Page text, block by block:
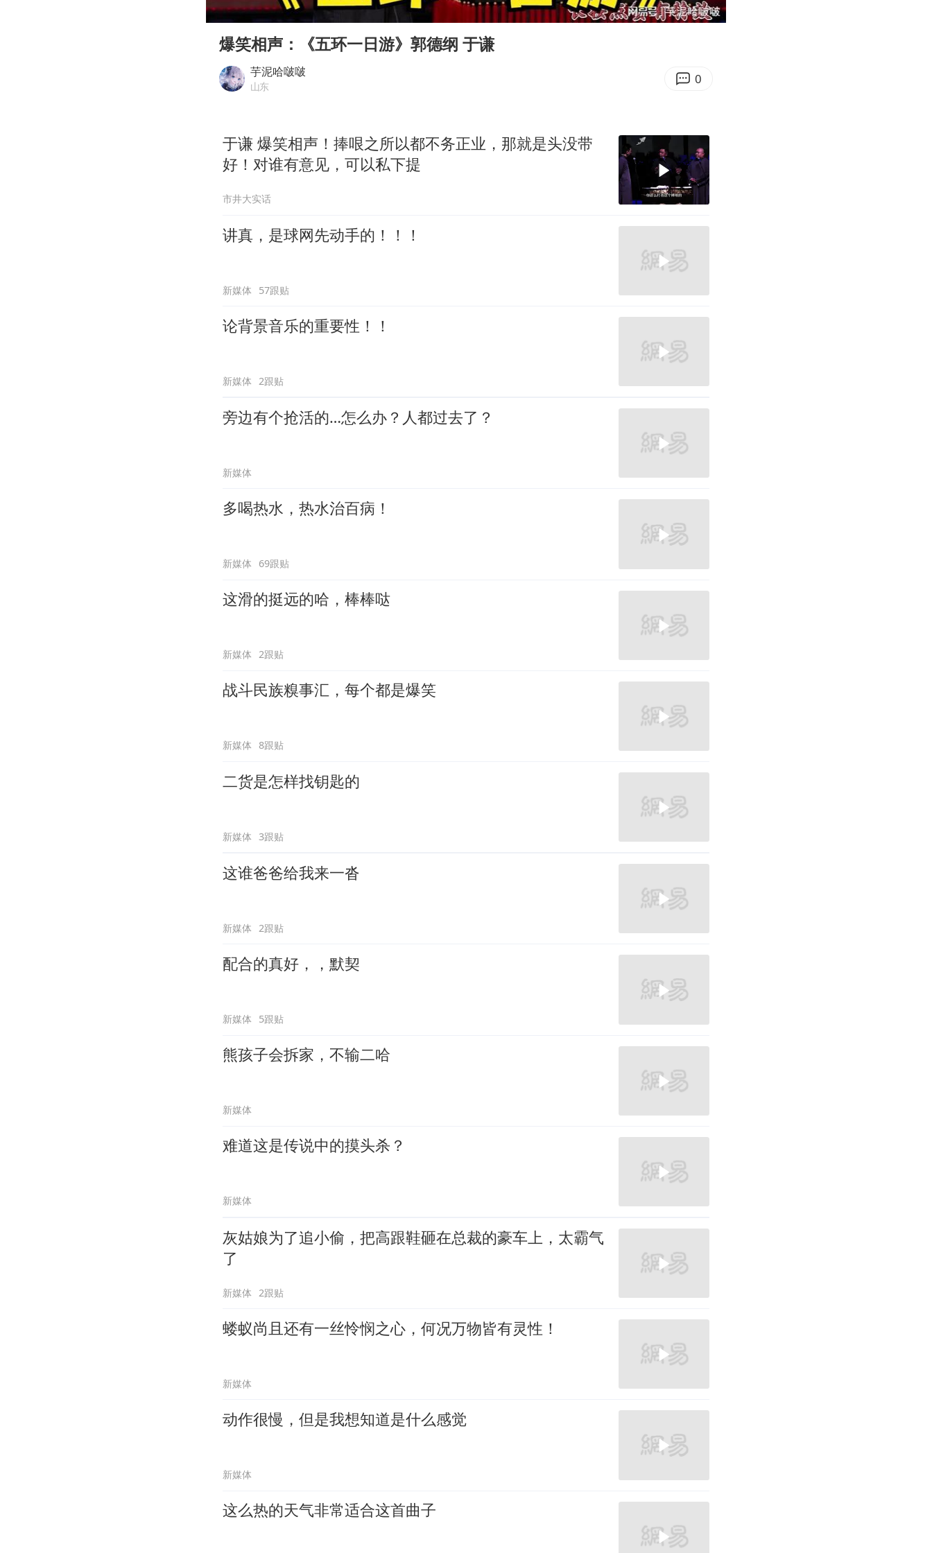
构建更高水平的全民健身公共服务体系
挡“张雪机车”民进党当局怕什么
奋力开创中国式现代化建设新局面
Play
16:00
Enter
爆笑相声：《五环一日游》郭德纲 于谦
芋泥哈啵啵
山东 0
于谦 爆笑相声！捧哏之所以都不务正业，那就是头没带
好！对谁有意见，可以私下提
市井大实话
讲真，是球网先动手的！！！
新媒体 57跟贴
论背景音乐的重要性！！
新媒体 2跟贴
旁边有个抢活的…怎么办？人都过去了？
新媒体
多喝热水，热水治百病！
新媒体 69跟贴
这滑的挺远的哈，棒棒哒
新媒体 2跟贴
战斗民族糗事汇，每个都是爆笑
新媒体 8跟贴
二货是怎样找钥匙的
新媒体 3跟贴
这谁爸爸给我来一沓
新媒体 2跟贴
配合的真好，，默契
新媒体 5跟贴
熊孩子会拆家，不输二哈
新媒体
难道这是传说中的摸头杀？
新媒体
灰姑娘为了追小偷，把高跟鞋砸在总裁的豪车上，太霸气
了
新媒体 2跟贴
蝼蚁尚且还有一丝怜悯之心，何况万物皆有灵性！
新媒体
动作很慢，但是我想知道是什么感觉
新媒体
这么热的天气非常适合这首曲子